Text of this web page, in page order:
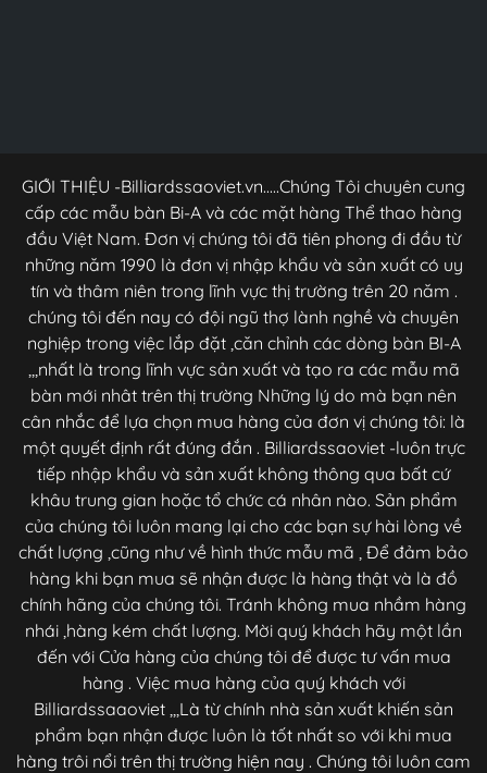
GIỚI THIỆU -Billiardssaoviet.vn.....Chúng Tôi chuyên cung
cấp các mẫu bàn Bi-A và các mặt hàng Thể thao hàng
đầu Việt Nam. Đơn vị chúng tôi đã tiên phong đi đầu từ
những năm 1990 là đơn vị nhập khẩu và sản xuất có uy
tín và thâm niên trong lĩnh vực thị trường trên 20 năm .
chúng tôi đến nay có đội ngũ thợ lành nghề và chuyên
nghiệp trong việc lắp đặt ,căn chỉnh các dòng bàn BI-A
,,,nhất là trong lĩnh vực sản xuất và tạo ra các mẫu mã
bàn mới nhât trên thị trường Những lý do mà bạn nên
cân nhắc để lựa chọn mua hàng của đơn vị chúng tôi: là
một quyết định rất đúng đắn . Billiardssaoviet -luôn trực
tiếp nhập khẩu và sản xuất không thông qua bất cứ
khâu trung gian hoặc tổ chức cá nhân nào. Sản phẩm
của chúng tôi luôn mang lại cho các bạn sự hài lòng về
chất lượng ,cũng như về hình thức mẫu mã , Để đảm bảo
hàng khi bạn mua sẽ nhận được là hàng thật và là đồ
chính hãng của chúng tôi. Tránh không mua nhầm hàng
nhái ,hàng kém chất lượng. Mời quý khách hãy một lần
đến với Cửa hàng của chúng tôi để được tư vấn mua
hàng . Việc mua hàng của quý khách với
Billiardssaaoviet ,,,Là từ chính nhà sản xuất khiến sản
phẩm bạn nhận được luôn là tốt nhất so với khi mua
hàng trôi nổi trên thị trường hiện nay . Chúng tôi luôn cam